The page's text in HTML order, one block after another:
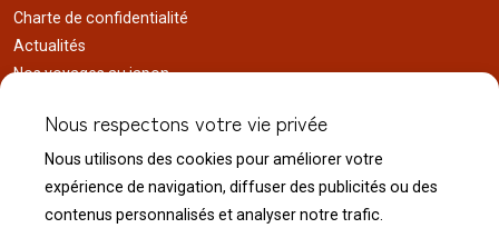
Charte de confidentialité
Actualités
Nos voyages au japon
Liens utiles
Service client
Nous contacter
Nous respectons votre vie privée
Nous utilisons des cookies pour améliorer votre
expérience de navigation, diffuser des publicités ou des
contenus personnalisés et analyser notre trafic.